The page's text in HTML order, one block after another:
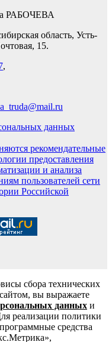
РАБОЧЕВА
область, Усть-
15.
,
данных
рекомендательные
предоставления
и анализа
пользователей сети
Российской
сбора технических
вы выражаете
данных и
реализации политики
средства